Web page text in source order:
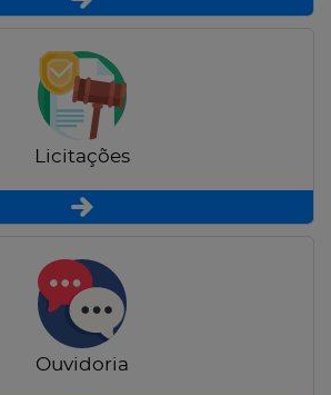
Licitações
Ouvidoria